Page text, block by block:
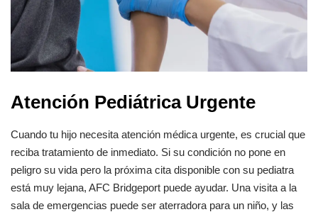
Atención Pediátrica Urgente
Cuando tu hijo necesita atención médica urgente, es crucial que
reciba tratamiento de inmediato. Si su condición no pone en
peligro su vida pero la próxima cita disponible con su pediatra
está muy lejana, AFC Bridgeport puede ayudar. Una visita a la
sala de emergencias puede ser aterradora para un niño, y las